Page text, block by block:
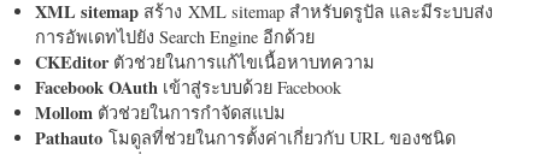
XML sitemap สร้าง XML sitemap สำหรับดรูปัล และมีระบบส่ง
การอัพเดทไปยัง Search Engine อีกด้วย
CKEditorตัวช่วยในการแก้ไขเนื้อหาบทความ
Facebook OAuth เข้าสู่ระบบด้วย Facebook
Mollom ตัวช่วยในการกำจัดสแปม
Pathauto โมดูลที่ช่วยในการตั้งค่าเกี่ยวกับ URL ของชนิด